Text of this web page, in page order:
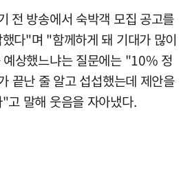
전 방송에서 숙박객 모집 공고를
다"며 "함께하게 돼 기대가 많이
상했느냐는 질문에는 "10% 정
끝난 줄 알고 섭섭했는데 제안을
고 말해 웃음을 자아냈다.